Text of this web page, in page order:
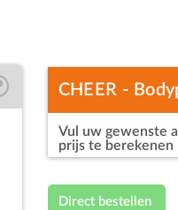
CHEER -
vlagkleuren
Vul uw gewenste
prijs te berekenen
Direct bestellen